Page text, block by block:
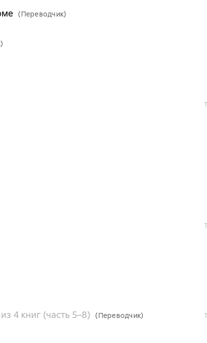
(Переводчик)
4 книг (часть 5–8)
(Переводчик)